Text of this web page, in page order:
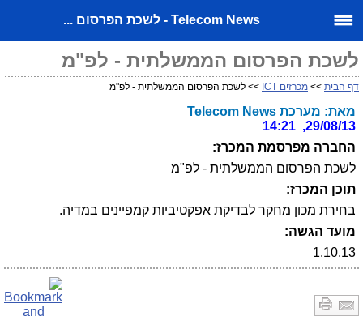
Telecom News - לשכת הפרסום ...
לשכת הפרסום הממשלתית - לפ"מ
דף הבית >> מכרזים ICT >> לשכת הפרסום הממשלתית - לפ"מ
מאת: מערכת Telecom News
29/08/13, 14:21
החברה מפרסמת המכרז:
לשכת הפרסום הממשלתית - לפ"מ
תוכן המכרז:
בחירת מכון מחקר לבדיקת אפקטיביות קמפיינים במדיה.
מועד הגשה:
1.10.13